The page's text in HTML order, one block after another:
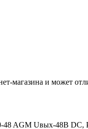
магазина и может
48 AGM Uвых-48В DC,